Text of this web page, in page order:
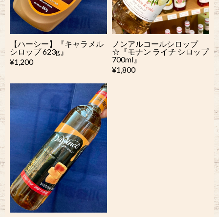
【ハーシー】『キャラメル
シロップ 623g』
¥1,200
ノンアルコールシロップ
☆『モナン ライチ シロップ
700ml』
¥1,800